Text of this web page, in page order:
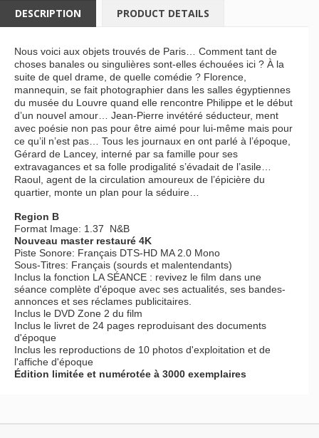
DESCRIPTION PRODUCT DETAILS
Nous voici aux objets trouvés de Paris… Comment tant de
choses banales ou singulières sont-elles échouées ici ? À la
suite de quel drame, de quelle comédie ? Florence,
mannequin, se fait photographier dans les salles égyptiennes
du musée du Louvre quand elle rencontre Philippe et le début
d’un nouvel amour… Jean-Pierre invétéré séducteur, ment
avec poésie non pas pour être aimé pour lui-même mais pour
ce qu’il n’est pas… Tous les journaux en ont parlé à l’époque,
Gérard de Lancey, interné par sa famille pour ses
extravagances et sa folle prodigalité s’évadait de l’asile…
Raoul, agent de la circulation amoureux de l’épicière du
quartier, monte un plan pour la séduire…
Region B
Format Image: 1.37 N&B
Nouveau master restauré 4K
Piste Sonore: Français DTS-HD MA 2.0 Mono
Sous-Titres: Français (sourds et malentendants)
Inclus la fonction LA SÉANCE : revivez le film dans une
séance complète d'époque avec ses actualités, ses bandes-
annonces et ses réclames publicitaires.
Inclus le DVD Zone 2 du film
Inclus le livret de 24 pages reproduisant des documents
d'époque
Inclus les reproductions de 10 photos d'exploitation et de
l'affiche d'époque
Édition limitée et numérotée à 3000 exemplaires